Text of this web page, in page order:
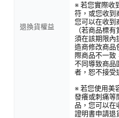
退換貨權益
※ 若您實際收
符，或您收到
您可以在收到
（若商品標
須在該期限內
造商修改商品
際商品不一致
不同導致商品
者，恕不接受
※ 若您使用美
發癢或刺痛等
品，您可以在
證明書申請退